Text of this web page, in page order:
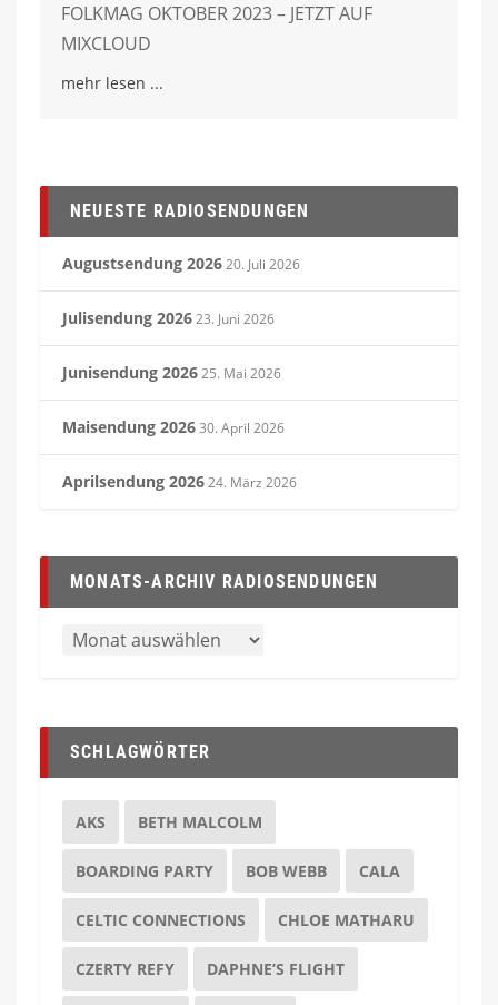
FOLKMAG OKTOBER 2023 – JETZT AUF
MIXCLOUD
mehr lesen
NEUESTE RADIOSENDUNGEN
Augustsendung 202620. Juli 2026
Julisendung 202623. Juni 2026
Junisendung 202625. Mai 2026
Maisendung 202630. April 2026
Aprilsendung 202624. März 2026
MONATS-ARCHIV RADIOSENDUNGEN
SCHLAGWÖRTER
AKS BETH MALCOLM
BOARDING PARTY BOB WEBB CALA
CELTIC CONNECTIONS CHLOE MATHARU
CZERTY REFY DAPHNE’S FLIGHT